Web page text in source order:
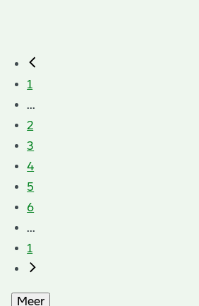
1
...
2
3
4
5
6
...
1
Meer